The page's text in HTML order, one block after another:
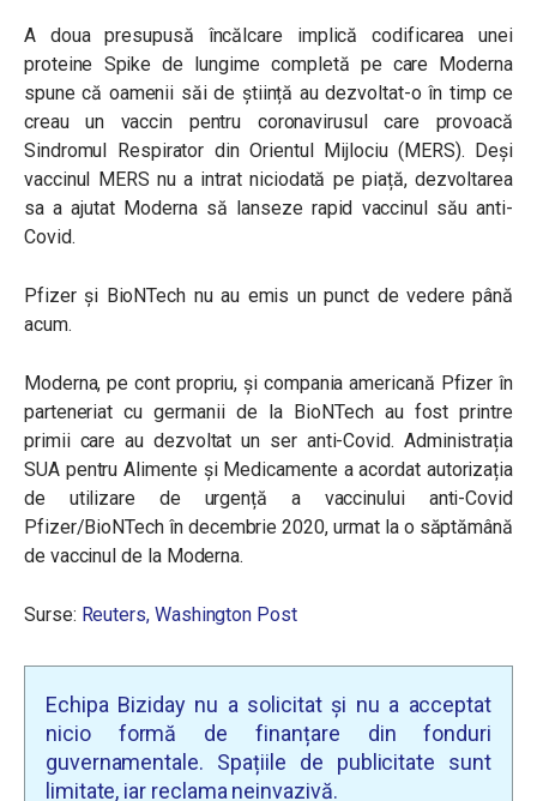
A doua presupusă încălcare implică codificarea unei
proteine Spike ​​​​de lungime completă pe care Moderna
spune că oamenii săi de știință au dezvoltat-o ​​în timp ce
creau un vaccin pentru coronavirusul care provoacă
Sindromul Respirator din Orientul Mijlociu (MERS). Deși
vaccinul MERS nu a intrat niciodată pe piață, dezvoltarea
sa a ajutat Moderna să lanseze rapid vaccinul său anti-
Covid.
Pfizer și BioNTech nu au emis un punct de vedere până
acum.
Moderna, pe cont propriu, și compania americană Pfizer în
parteneriat cu germanii de la BioNTech au fost printre
primii care au dezvoltat un ser anti-Covid. Administrația
SUA pentru Alimente și Medicamente a acordat autorizația
de utilizare de urgență a vaccinului anti-Covid
Pfizer/BioNTech în decembrie 2020, urmat la o săptămână
de vaccinul de la Moderna.
Surse: Reuters, Washington Post
Echipa Biziday nu a solicitat și nu a acceptat
nicio formă de finanțare din fonduri
guvernamentale. Spațiile de publicitate sunt
limitate, iar reclama neinvazivă.